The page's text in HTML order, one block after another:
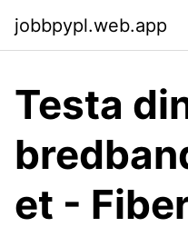
jobbpypl.web.app
Testa
et -